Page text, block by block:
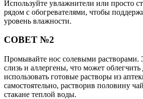
Используйте увлажнители или просто
рядом с обогревателями, чтобы
уровень влажности.
СОВЕТ №2
Промывайте нос солевыми растворами.
слизь и аллергены, что может
использовать готовые растворы из
самостоятельно, растворив половину
стакане теплой воды.